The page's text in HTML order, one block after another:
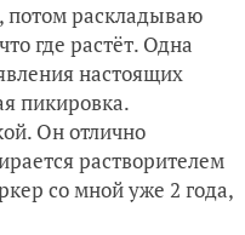
потом раскладываю
где растёт. Одна
настоящих
пикировка.
Он отлично
растворителем
со мной уже 2 года,